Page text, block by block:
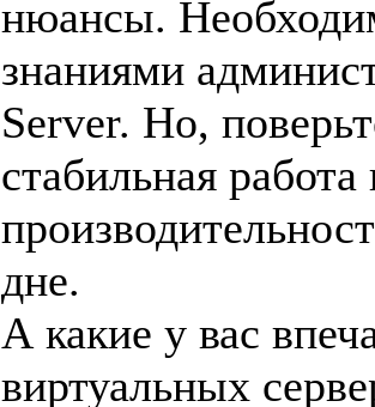
нюансы.
знаниями
Server. Но,
стабильная
дне.
А какие у вас
виртуальных